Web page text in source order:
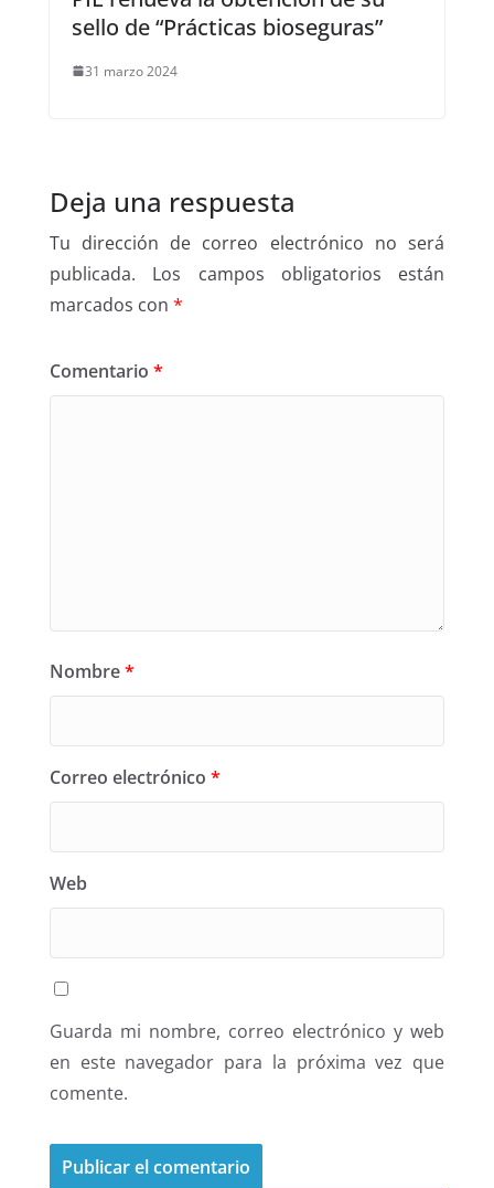
sello de “Prácticas bioseguras”
31 marzo 2024
Deja una respuesta
Tu dirección de correo electrónico no será
publicada.
Los campos obligatorios están
marcados con *
Comentario *
Nombre*
Correo electrónico *
Web
Guarda mi nombre, correo electrónico y web
en este navegador para la próxima vez que
comente.